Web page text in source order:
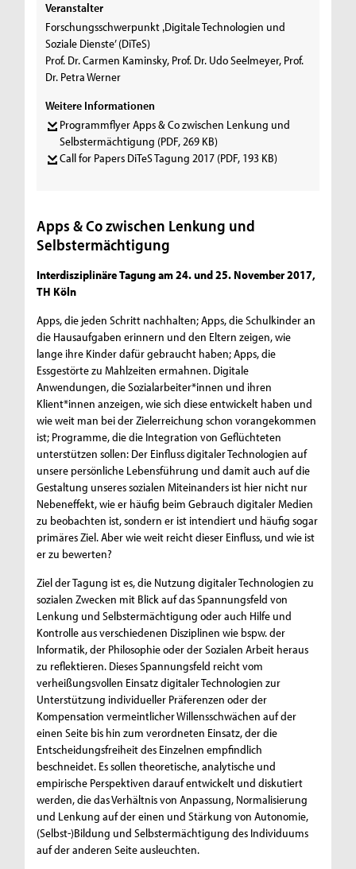
Veranstalter
Forschungsschwerpunkt ‚Digitale Technologien und
Soziale Dienste’ (DiTeS)
Prof. Dr. Carmen Kaminsky, Prof. Dr. Udo Seelmeyer, Prof.
Dr. Petra Werner
Weitere Informationen
Programmflyer Apps & Co zwischen Lenkung und
Selbstermächtigung (PDF, 269 KB)
Call for Papers DiTeS Tagung 2017 (PDF, 193 KB)
Apps & Co zwischen Lenkung und
Selbstermächtigung
Interdisziplinäre Tagung am 24. und 25. November 2017,
TH Köln
Apps, die jeden Schritt nachhalten; Apps, die Schulkinder an
die Hausaufgaben erinnern und den Eltern zeigen, wie
lange ihre Kinder dafür gebraucht haben; Apps, die
Essgestörte zu Mahlzeiten ermahnen. Digitale
Anwendungen, die Sozialarbeiter*innen und ihren
Klient*innen anzeigen, wie sich diese entwickelt haben und
wie weit man bei der Zielerreichung schon vorangekommen
ist; Programme, die die Integration von Geflüchteten
unterstützen sollen: Der Einfluss digitaler Technologien auf
unsere persönliche Lebensführung und damit auch auf die
Gestaltung unseres sozialen Miteinanders ist hier nicht nur
Nebeneffekt, wie er häufig beim Gebrauch digitaler Medien
zu beobachten ist, sondern er ist intendiert und häufig sogar
primäres Ziel. Aber wie weit reicht dieser Einfluss, und wie ist
er zu bewerten?
Ziel der Tagung ist es, die Nutzung digitaler Technologien zu
sozialen Zwecken mit Blick auf das Spannungsfeld von
Lenkung und Selbstermächtigung oder auch Hilfe und
Kontrolle aus verschiedenen Disziplinen wie bspw. der
Informatik, der Philosophie oder der Sozialen Arbeit heraus
zu reflektieren. Dieses Spannungsfeld reicht vom
verheißungsvollen Einsatz digitaler Technologien zur
Unterstützung individueller Präferenzen oder der
Kompensation vermeintlicher Willensschwächen auf der
einen Seite bis hin zum verordneten Einsatz, der die
Entscheidungsfreiheit des Einzelnen empfindlich
beschneidet. Es sollen theoretische, analytische und
empirische Perspektiven darauf entwickelt und diskutiert
werden, die das Verhältnis von Anpassung, Normalisierung
und Lenkung auf der einen und Stärkung von Autonomie,
(Selbst-)Bildung und Selbstermächtigung des Individuums
auf der anderen Seite ausleuchten.